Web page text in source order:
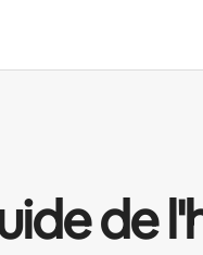
de